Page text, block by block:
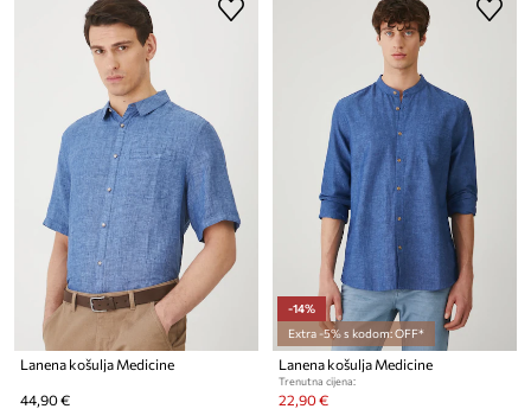
Lanena košulja Medicine
44,90 €
-14%
Extra -5% s kodom: OFF*
Lanena košulja Medicine
Trenutna cijena:
22,90 €